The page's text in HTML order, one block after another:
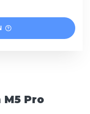
Pro